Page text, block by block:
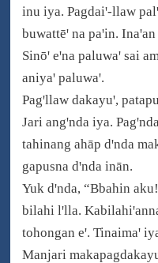
inu iya. Pagdaiꞌ-llaw
buwattēꞌ na paꞌin.
Sinōꞌ eꞌna paluwaꞌ sai
aniyaꞌ paluwaꞌ.
Pagꞌllaw dakayuꞌ,
Jari angꞌnda iya.
tahinang ahāp dꞌnda
gapusna dꞌnda inān.
Yuk dꞌnda, “Bbahin
bilahi lꞌlla.
tohongan eꞌ. Tinaimaꞌ
Manjari